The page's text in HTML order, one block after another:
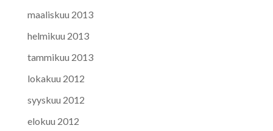
maaliskuu 2013
helmikuu 2013
tammikuu 2013
lokakuu 2012
syyskuu 2012
elokuu 2012